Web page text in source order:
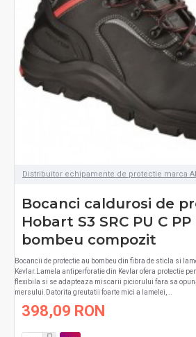
Distribuitor echipamente de protectie marca
Bocanci caldurosi de
Hobart S3 SRC PU C PP
bombeu compozit
Bocancii de protectie au bombeu din fibra de sticla si
Kevlar.Lamela antiperforatie din Kevlar ofera protectie
flexibila si se adapteaza miscarii piciorului fara sa
mersului.Datorita greutatii foarte mici a lamelei, ..
398,09 RON